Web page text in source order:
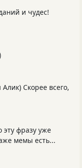
и чудес!
Скорее всего,
эту фразу уже
мемы есть...